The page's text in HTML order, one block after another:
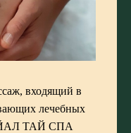
входящий в
лечебных
ТАЙ СПА